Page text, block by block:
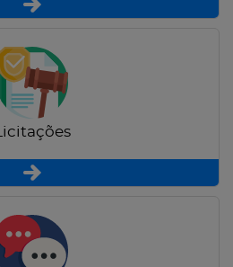
Licitações